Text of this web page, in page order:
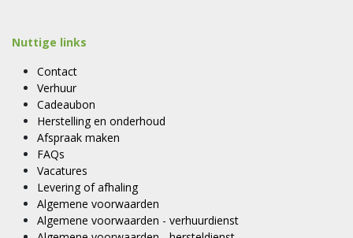
Nuttige links
Contact
Verhuur
Cadeaubon
Herstelling en onderhoud
Afspraak maken
FAQs
Vacatures
Levering of afhaling
Algemene voorwaarden
Algemene voorwaarden - verhuurdienst